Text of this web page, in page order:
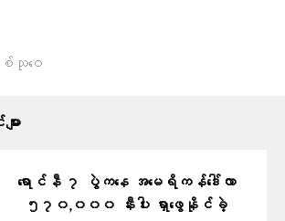
သုဝေ
း
ရောင်နီ ၇ ပွဲကနေ အမေရိကန်ဒေါ်လာ
၅၇၀,၀၀၀ နီးပါး ရှာဖွေနိုင်ခဲ့